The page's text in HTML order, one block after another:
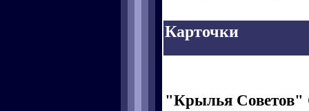
Карточки
"Крылья Советов"